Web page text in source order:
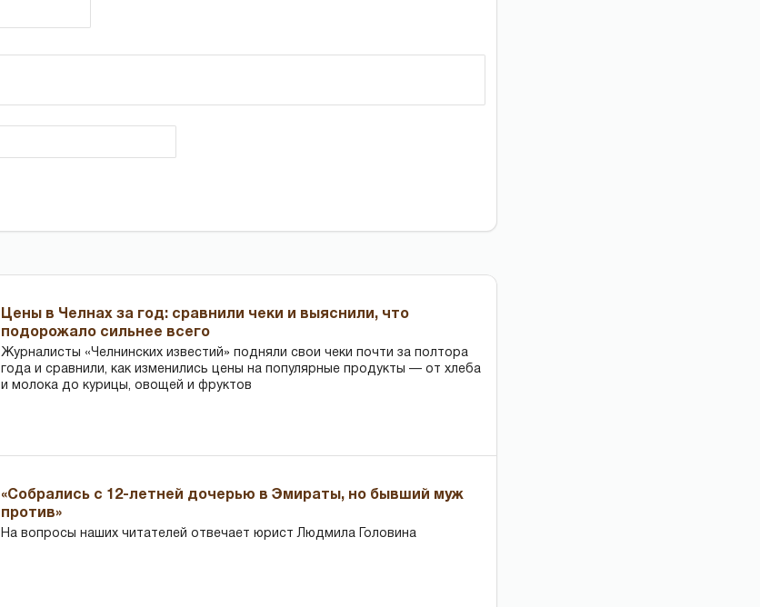
Цены в Челнах за год: сравнили чеки и выяснили, что
подорожало сильнее всего
Журналисты «Челнинских известий» подняли свои чеки почти за полтора
года и сравнили, как изменились цены на популярные продукты — от хлеба
и молока до курицы, овощей и фруктов
«Собрались с 12-летней дочерью в Эмираты, но бывший муж
против»
На вопросы наших читателей отвечает юрист Людмила Головина